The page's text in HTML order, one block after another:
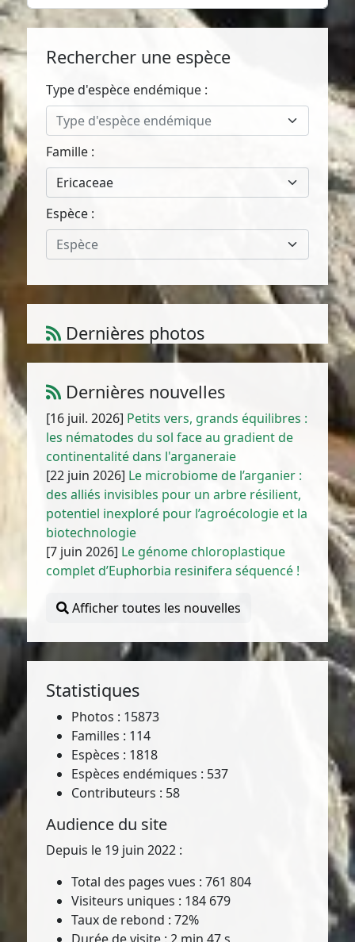
Rechercher une espèce
Type d'espèce endémique :
Type d'espèce endémique
Famille :
Ericaceae
Espèce :
Espèce
Dernières photos
Atriplex parvifolia Lowe
Dernières nouvelles
[16 juil. 2026] Petits vers, grands équilibres :
les nématodes du sol face au gradient de
continentalité dans l'arganeraie
[22 juin 2026] Le microbiome de l’arganier :
des alliés invisibles pour un arbre résilient,
potentiel inexploré pour l’agroécologie et la
biotechnologie
[7 juin 2026] Le génome chloroplastique
complet d’Euphorbia resinifera séquencé !
Afficher toutes les nouvelles
Statistiques
Photos : 15873
Familles : 114
Espèces : 1818
Espèces endémiques : 537
Contributeurs : 58
Audience du site
Depuis le 19 juin 2022 :
Total des pages vues : 761 804
Visiteurs uniques : 184 679
Taux de rebond : 72%